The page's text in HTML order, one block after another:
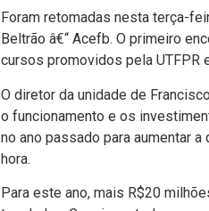
Foram retomadas nesta terça-
Beltrão â€“ Acefb. O primeiro
cursos promovidos pela UTFPR
O diretor da unidade de
o funcionamento e os
no ano passado para aumentar
hora.
Para este ano, mais R$20